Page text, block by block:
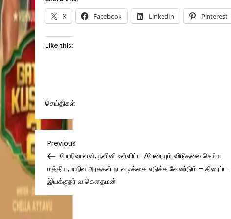
X Facebook LinkedIn Pinterest
Like this:
செய்திகள்
Post
navigation
Previous
Post
Previous
பேரறிவாளன், நளினி உள்ளிட்ட 7பேரையும் விடுதலை செய்ய
மத்திய,மாநில அரசுகள் நடவடிக்கை எடுக்க வேண்டும் – திரைப்பட
இயக்குநர் வ.கௌதமன்